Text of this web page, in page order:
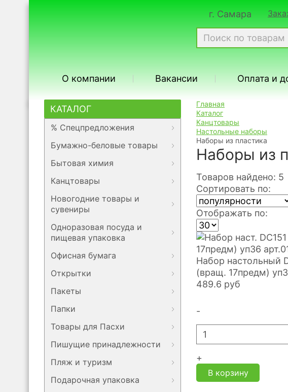
г. Самара
О компании Вакансии Оплата и
КАТАЛОГ
% Спецпредложения
Бумажно-беловые товары
Бытовая химия
Канцтовары
Новогодние товары и
сувениры
Одноразовая посуда и
пищевая упаковка
Офисная бумага
Открытки
Пакеты
Папки
Товары для Пасхи
Пишущие принадлежности
Пляж и туризм
Подарочная упаковка
Главная
Каталог
Канцтовары
Настольные наборы
Наборы из пластика
Наборы из
Товаров найдено: 5
Сортировать по:
Отображать по:
Набор настольный
(вращ. 17предм)
489.6 руб
-
+
В корзину